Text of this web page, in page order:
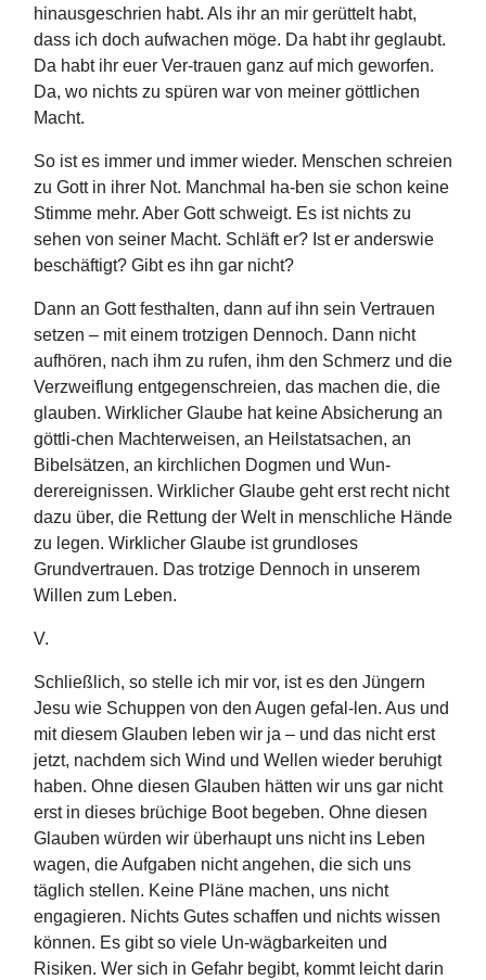
hinausgeschrien habt. Als ihr an mir gerüttelt habt,
dass ich doch aufwachen möge. Da habt ihr geglaubt.
Da habt ihr euer Ver-trauen ganz auf mich geworfen.
Da, wo nichts zu spüren war von meiner göttlichen
Macht.
So ist es immer und immer wieder. Menschen schreien
zu Gott in ihrer Not. Manchmal ha-ben sie schon keine
Stimme mehr. Aber Gott schweigt. Es ist nichts zu
sehen von seiner Macht. Schläft er? Ist er anderswie
beschäftigt? Gibt es ihn gar nicht?
Dann an Gott festhalten, dann auf ihn sein Vertrauen
setzen – mit einem trotzigen Dennoch. Dann nicht
aufhören, nach ihm zu rufen, ihm den Schmerz und die
Verzweiflung entgegenschreien, das machen die, die
glauben. Wirklicher Glaube hat keine Absicherung an
göttli-chen Machterweisen, an Heilstatsachen, an
Bibelsätzen, an kirchlichen Dogmen und Wun-
derereignissen. Wirklicher Glaube geht erst recht nicht
dazu über, die Rettung der Welt in menschliche Hände
zu legen. Wirklicher Glaube ist grundloses
Grundvertrauen. Das trotzige Dennoch in unserem
Willen zum Leben.
V.
Schließlich, so stelle ich mir vor, ist es den Jüngern
Jesu wie Schuppen von den Augen gefal-len. Aus und
mit diesem Glauben leben wir ja – und das nicht erst
jetzt, nachdem sich Wind und Wellen wieder beruhigt
haben. Ohne diesen Glauben hätten wir uns gar nicht
erst in dieses brüchige Boot begeben. Ohne diesen
Glauben würden wir überhaupt uns nicht ins Leben
wagen, die Aufgaben nicht angehen, die sich uns
täglich stellen. Keine Pläne machen, uns nicht
engagieren. Nichts Gutes schaffen und nichts wissen
können. Es gibt so viele Un-wägbarkeiten und
Risiken. Wer sich in Gefahr begibt, kommt leicht darin